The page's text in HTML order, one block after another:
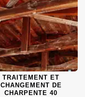
TRAITEMENT ET
CHANGEMENT DE
CHARPENTE 40